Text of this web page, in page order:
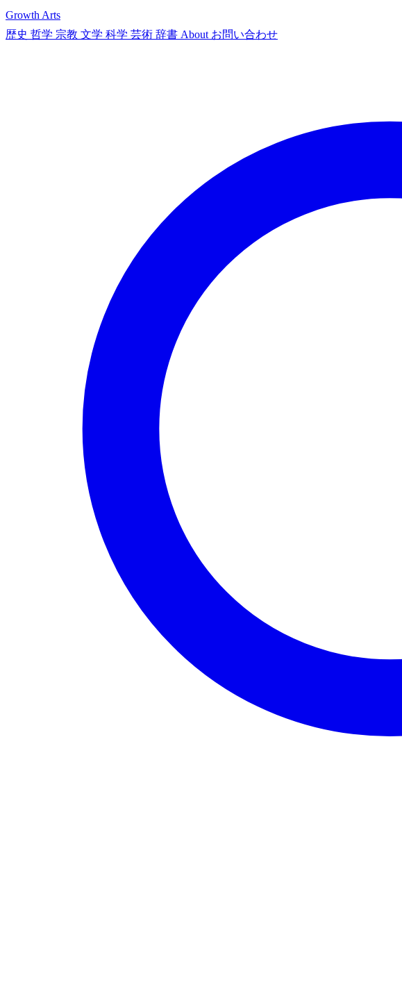
Growth Arts
歴史 哲学 宗教 文学 科学 芸術 辞書 About お問い合わせ